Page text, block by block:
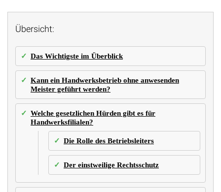
Übersicht:
Das Wichtigste im Überblick
Kann ein Handwerksbetrieb ohne anwesenden
Meister geführt werden?
Welche gesetzlichen Hürden gibt es für
Handwerksfilialen?
Die Rolle des Betriebsleiters
Der einstweilige Rechtsschutz